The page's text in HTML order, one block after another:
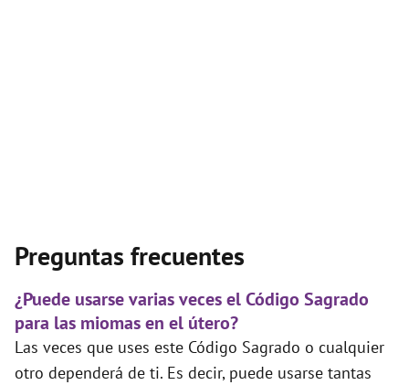
Preguntas frecuentes
¿Puede usarse varias veces el Código Sagrado
para las miomas en el útero?
Las veces que uses este Código Sagrado o cualquier
otro dependerá de ti. Es decir, puede usarse tantas